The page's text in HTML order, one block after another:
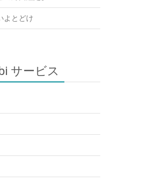
よとどけ
サービス